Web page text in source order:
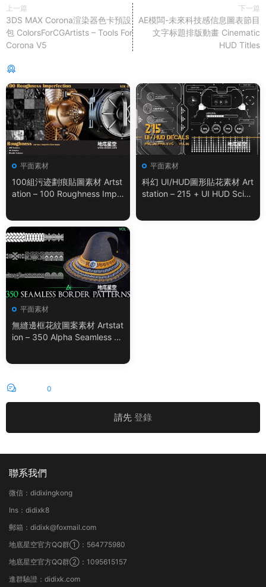
上一篇
3DS MAX Corona渲染器色卡預設
包 ColorsForCGArtists – Tools For
Corona V5
下一篇
AE模闆-未來科技感信息圖表節目
文字标題排版動畫 Cinematic
HUD Titles
平面素材
100組污迹劃痕貼圖素材 Artst
ation – 100 Roughness Impe
平面素材
科幻 UI/HUD圖形貼花素材 Art
station – 215 + UI HUD SciFi
平面素材
無縫邊框花紋圖案素材 Artstat
ion – 350 Alpha Seamless Bo
0
請先 登錄
聯系我們
微信：didixingkong
Ins：didixk8
郵箱：didixk@foxmail.com
地底星空官方QQ群①：564775980
地底星空官方QQ群②：1095615157
進群驗證：didixk.com